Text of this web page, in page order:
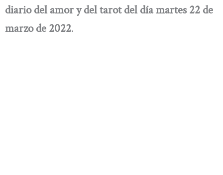
diario del amor y del tarot del día martes 22 de
marzo de 2022.